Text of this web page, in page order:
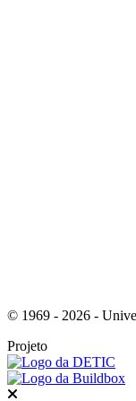
© 1969 - 2026 -
Projeto